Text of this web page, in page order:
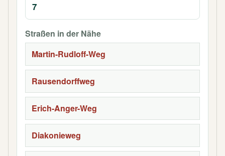
7
Straßen in der Nähe
Martin-Rudloff-Weg
Rausendorffweg
Erich-Anger-Weg
Diakonieweg